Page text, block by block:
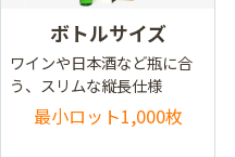
ボトルサイズ
ワインや日本酒など瓶に合
う、スリムな縦長仕様
最小ロット1,000枚